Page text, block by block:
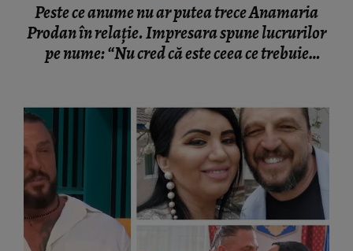
Peste ce anume nu ar putea trece Anamaria
Prodan în relație. Impresara spune lucrurilor
pe nume: “Nu cred că este ceea ce trebuie